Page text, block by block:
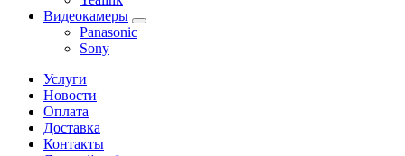
Видеокамеры
Panasonic
Sony
Услуги
Новости
Оплата
Доставка
Контакты